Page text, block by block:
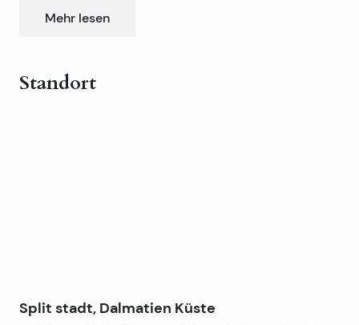
Mehr lesen
Standort
Split stadt, Dalmatien Küste